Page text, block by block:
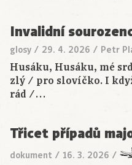
Invalidní
glosy / 29. 4. 2026 / Petr
Husáku, Husáku, mé
zlý / pro slovíčko. I
rád /…
Třicet případů
dokument / 16. 3. 2026 /